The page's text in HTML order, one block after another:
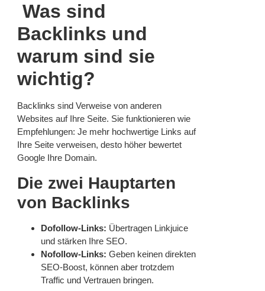
Was sind
Backlinks und
warum sind sie
wichtig?
Backlinks sind Verweise von anderen
Websites auf Ihre Seite. Sie funktionieren wie
Empfehlungen: Je mehr hochwertige Links auf
Ihre Seite verweisen, desto höher bewertet
Google Ihre Domain.
Die zwei Hauptarten
von Backlinks
Dofollow-Links: Übertragen Linkjuice
und stärken Ihre SEO.
Nofollow-Links: Geben keinen direkten
SEO-Boost, können aber trotzdem
Traffic und Vertrauen bringen.